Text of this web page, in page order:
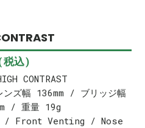
込)
CONTRAST
幅 136mm / ブリッジ幅
/ 重量 19g
/ Front Venting / Nose